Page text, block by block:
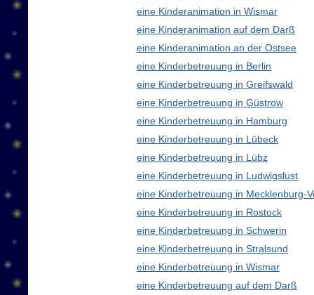
eine Kinderanimation in Wismar
eine Kinderanimation auf dem Darß
eine Kinderanimation an der Ostsee
eine Kinderbetreuung in Berlin
eine Kinderbetreuung in Greifswald
eine Kinderbetreuung in Güstrow
eine Kinderbetreuung in Hamburg
eine Kinderbetreuung in Lübeck
eine Kinderbetreuung in Lübz
eine Kinderbetreuung in Ludwigslust
eine Kinderbetreuung in Mecklenburg-
eine Kinderbetreuung in Rostock
eine Kinderbetreuung in Schwerin
eine Kinderbetreuung in Stralsund
eine Kinderbetreuung in Wismar
eine Kinderbetreuung auf dem Darß